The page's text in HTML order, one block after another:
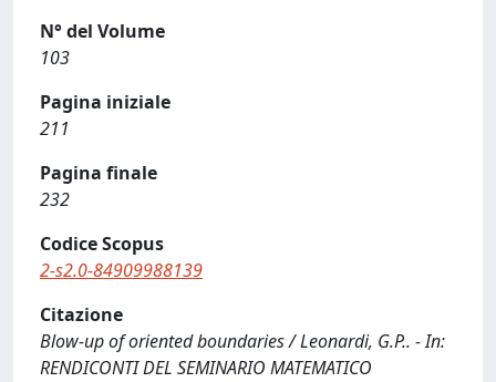
N° del Volume
103
Pagina iniziale
211
Pagina finale
232
Codice Scopus
2-s2.0-84909988139
Citazione
Blow-up of oriented boundaries / Leonardi, G.P.. - In:
RENDICONTI DEL SEMINARIO MATEMATICO